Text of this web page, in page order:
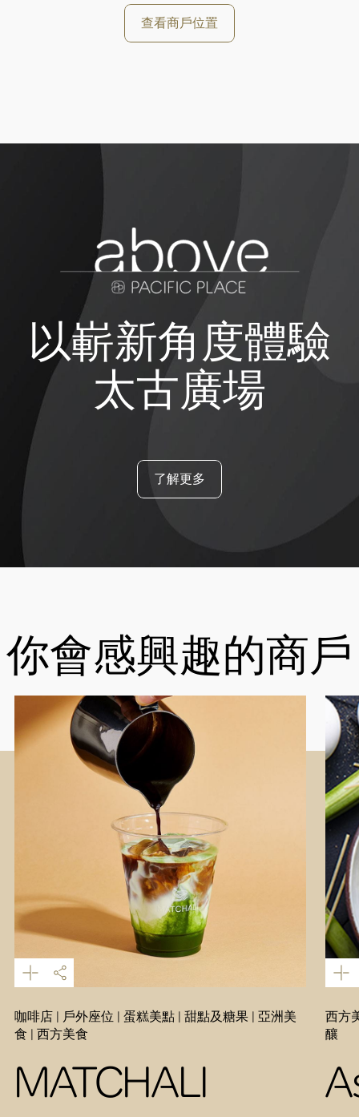
查看商戶位置
以嶄新角度體驗
太古廣場
了解更多
你會感興趣的商戶
咖啡店 | 戶外座位 | 蛋糕美點 | 甜點及糖果 | 亞洲美
食 | 西方美食
MATCHALI
西方
釀